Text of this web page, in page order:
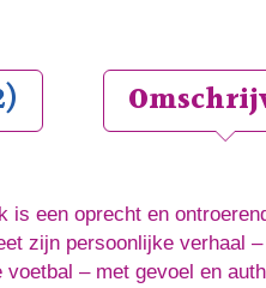
is een oprecht en
zijn persoonlijke verhaal
voetbal – met gevoel en